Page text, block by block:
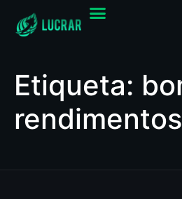
Etiqueta:
rendimentos